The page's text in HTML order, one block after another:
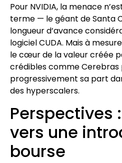
Pour NVIDIA, la menace
terme — le géant de Santa
longueur d’avance
logiciel CUDA. Mais à
le cœur de la valeur créée
crédibles comme
progressivement sa part
des hyperscalers.
Perspectives
vers une
bourse